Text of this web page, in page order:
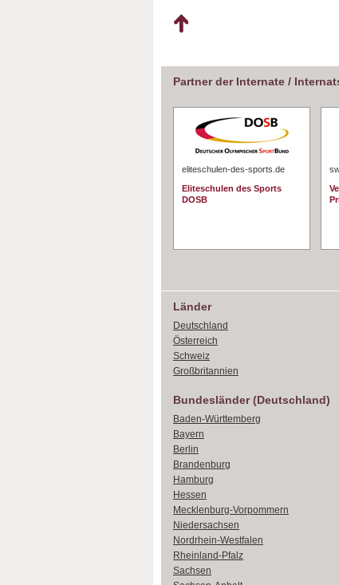
Partner der Internate /
eliteschulen-des-sports.de
Eliteschulen des Sports
DOSB
Länder
Deutschland
Österreich
Schweiz
Großbritannien
Bundesländer (Deutschland)
Baden-Württemberg
Bayern
Berlin
Brandenburg
Hamburg
Hessen
Mecklenburg-Vorpommern
Niedersachsen
Nordrhein-Westfalen
Rheinland-Pfalz
Sachsen